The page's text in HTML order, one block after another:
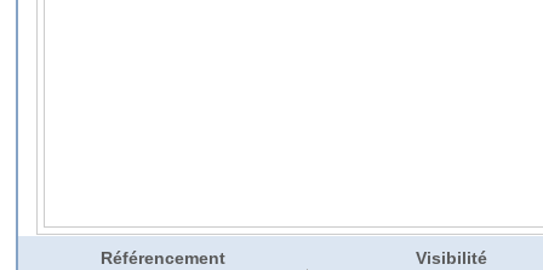
Référencement Visibilité